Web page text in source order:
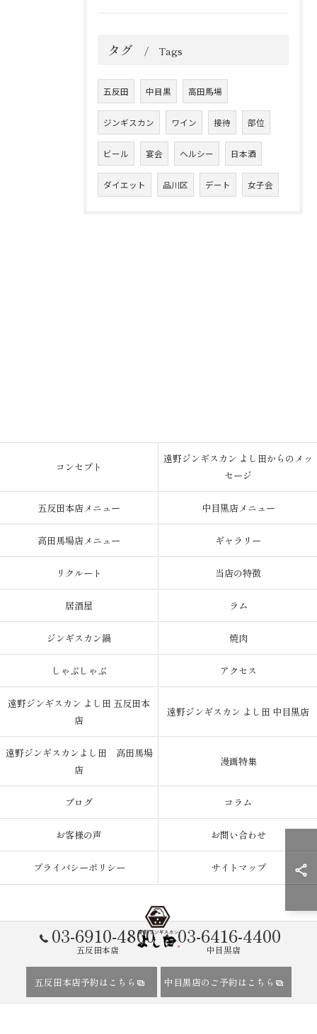
タグ Tags
五反田 中目黒 高田馬場
ジンギスカン ワイン 接待 部位
ビール 宴会 ヘルシー 日本酒
ダイエット 品川区 デート 女子会
03-6910-4800
五反田本店
03-6416-4400
中目黒店
五反田本店予約はこちら 中目黒店のご予約はこちら
コンセプト
遠野ジンギスカン よし田からのメッ
セージ
五反田本店メニュー 中目黒店メニュー
高田馬場店メニュー ギャラリー
リクルート 当店の特徴
居酒屋 ラム
ジンギスカン鍋 焼肉
しゃぶしゃぶ アクセス
遠野ジンギスカン よし田 五反田本
店
遠野ジンギスカン よし田 中目黒店
遠野ジンギスカンよし田 高田馬場
店
漫画特集
ブログ コラム
お客様の声 お問い合わせ
プライバシーポリシー サイトマップ
© 2026 東京都五反田のジンギスカンなら遠野ジンギスカン よし田 ALL
RIGHTS RESERVED.